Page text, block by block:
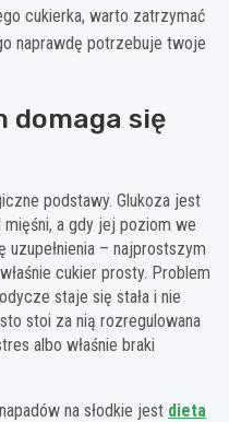
cukierka, warto zatrzymać
naprawdę potrzebuje twoje
domaga się
podstawy. Glukoza jest
a gdy jej poziom we
uzupełnienia – najprostszym
cukier prosty. Problem
staje się stała i nie
stoi za nią rozregulowana
albo właśnie braki
na słodkie jest dieta